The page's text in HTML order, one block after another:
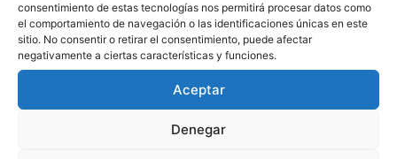
consentimiento de estas tecnologías nos permitirá procesar datos como
el comportamiento de navegación o las identificaciones únicas en este
sitio. No consentir o retirar el consentimiento, puede afectar
negativamente a ciertas características y funciones.
Aceptar
Denegar
3 All Stars FC 2 -3 0